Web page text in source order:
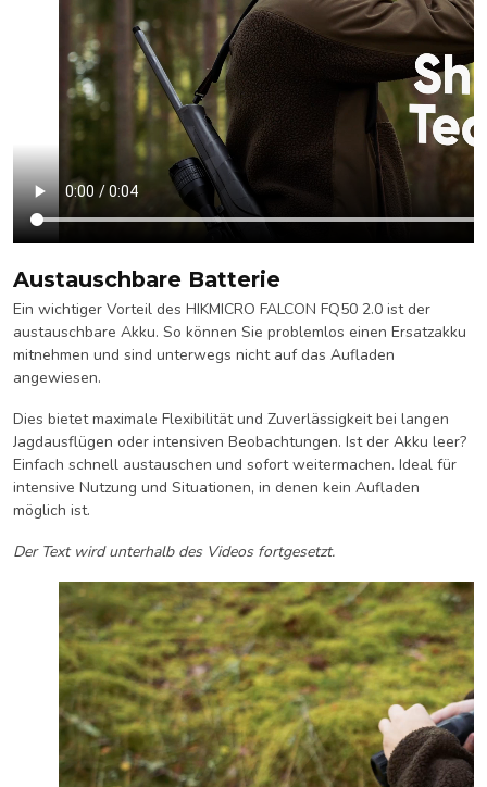
Austauschbare Batterie
Ein wichtiger Vorteil des HIKMICRO FALCON FQ50 2.0 ist der
austauschbare Akku. So können Sie problemlos einen Ersatzakku
mitnehmen und sind unterwegs nicht auf das Aufladen
angewiesen.
Dies bietet maximale Flexibilität und Zuverlässigkeit bei langen
Jagdausflügen oder intensiven Beobachtungen. Ist der Akku leer?
Einfach schnell austauschen und sofort weitermachen. Ideal für
intensive Nutzung und Situationen, in denen kein Aufladen
möglich ist.
Der Text wird unterhalb des Videos fortgesetzt.